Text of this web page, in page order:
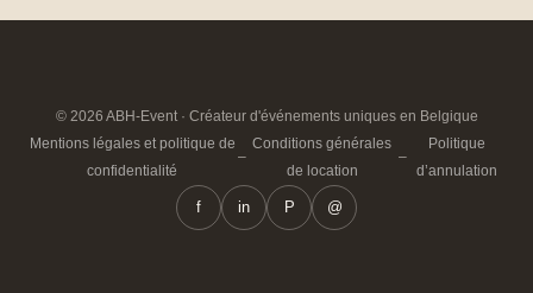
© 2026 ABH-Event · Créateur d'événements uniques en Belgique
Mentions légales et politique de
confidentialité
–
Conditions générales
de location
–
Politique
d’annulation
f in P @